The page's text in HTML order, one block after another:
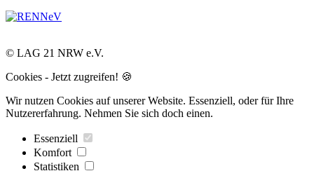
© LAG 21 NRW e.V.
Cookies - Jetzt zugreifen! 🍪
Wir nutzen Cookies auf unserer Website. Essenziell, oder für Ihre
Nutzererfahrung. Nehmen Sie sich doch einen.
Essenziell
Komfort
Statistiken